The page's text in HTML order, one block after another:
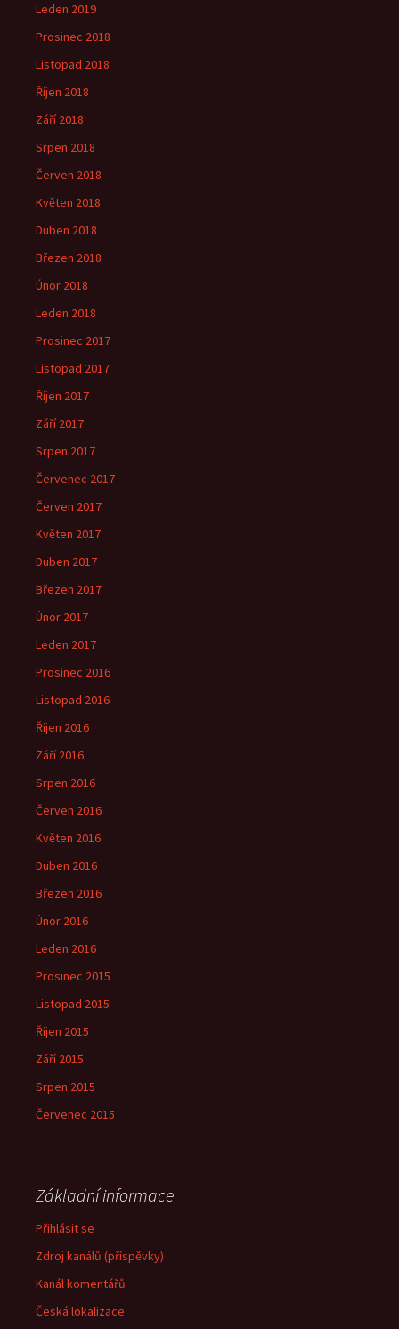
Leden 2019
Prosinec 2018
Listopad 2018
Říjen 2018
Září 2018
Srpen 2018
Červen 2018
Květen 2018
Duben 2018
Březen 2018
Únor 2018
Leden 2018
Prosinec 2017
Listopad 2017
Říjen 2017
Září 2017
Srpen 2017
Červenec 2017
Červen 2017
Květen 2017
Duben 2017
Březen 2017
Únor 2017
Leden 2017
Prosinec 2016
Listopad 2016
Říjen 2016
Září 2016
Srpen 2016
Červen 2016
Květen 2016
Duben 2016
Březen 2016
Únor 2016
Leden 2016
Prosinec 2015
Listopad 2015
Říjen 2015
Září 2015
Srpen 2015
Červenec 2015
Základní informace
Přihlásit se
Zdroj kanálů (příspěvky)
Kanál komentářů
Česká lokalizace